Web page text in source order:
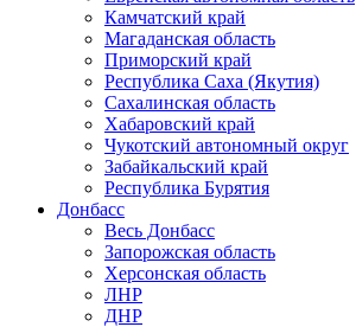
Камчатский край
Магаданская область
Приморский край
Республика Саха (Якутия)
Сахалинская область
Хабаровский край
Чукотский автономный округ
Забайкальский край
Республика Бурятия
Донбасс
Весь Донбасс
Запорожская область
Херсонская область
ЛНР
ДНР